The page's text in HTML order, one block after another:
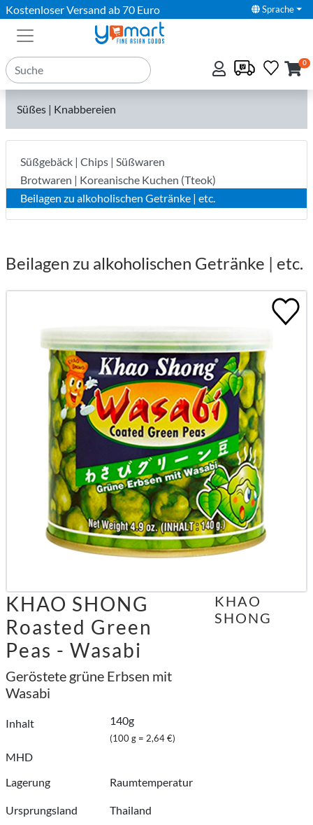
Kostenloser Versand ab 70 Euro Sprache
0
Süßes | Knabbereien
Süßgebäck | Chips | Süßwaren
Brotwaren | Koreanische Kuchen (Tteok)
Beilagen zu alkoholischen Getränke | etc.
Beilagen zu alkoholischen Getränke | etc.
KHAO SHONG
Roasted Green
Peas - Wasabi
Geröstete grüne Erbsen mit
Wasabi
Inhalt 140g
(100 g = 2,64 €)
MHD
Lagerung
Raumtemperatur
Ursprungsland Thailand
KHAO
SHONG